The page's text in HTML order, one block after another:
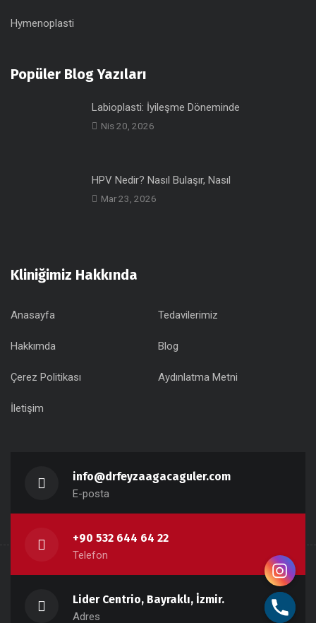
Hymenoplasti
Popüler Blog Yazıları
Labioplasti: İyileşme Döneminde
Nis 20, 2026
HPV Nedir? Nasıl Bulaşır, Nasıl
Mar 23, 2026
Kliniğimiz Hakkında
Anasayfa Tedavilerimiz
Hakkımda Blog
Çerez Politikası Aydınlatma Metni
İletişim
info@drfeyzaagacaguler.com
E-posta
+90 532 644 64 22
Telefon
Lider Centrio, Bayraklı, İzmir.
Adres d
e
c